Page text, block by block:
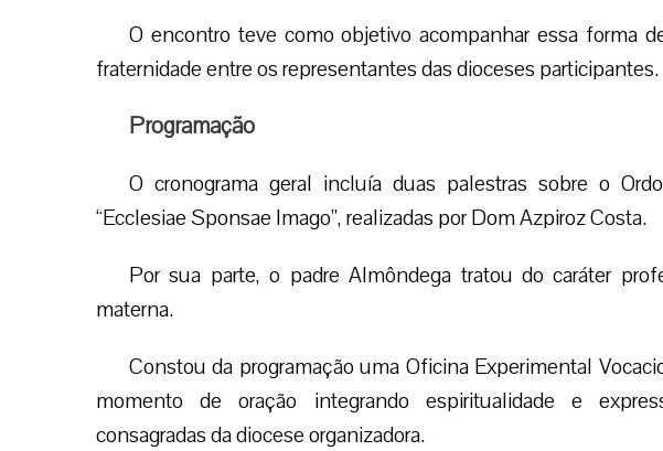
O encontro teve como objetivo acompanhar essa forma
fraternidade entre os representantes das dioceses participantes.
Programação
O cronograma geral incluía duas palestras sobre o
“Ecclesiae Sponsae Imago”, realizadas por Dom Azpiroz Costa.
Por sua parte, o padre Almôndega tratou do caráter
materna.
Constou da programação uma Oficina Experimental
momento de oração integrando espiritualidade e
consagradas da diocese organizadora.